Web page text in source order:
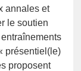
annales et
le soutien
présentiel(le)
proposent